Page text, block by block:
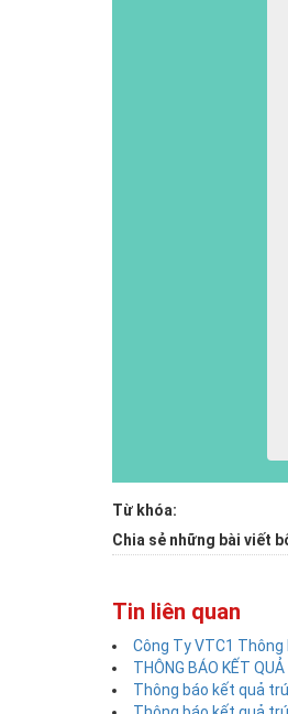
Từ khóa:
Chia sẻ những bài viết
Tin liên quan
Công Ty VTC1
THÔNG BÁO KẾT
Thông báo kết quả